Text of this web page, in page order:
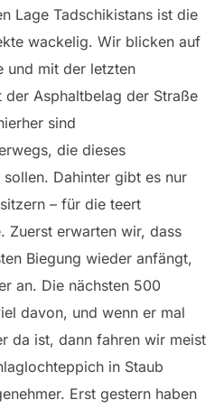
Lage Tadschikistans ist die
wackelig. Wir blicken auf
und mit der letzten
der Asphaltbelag der Straße
sind
die dieses
Dahinter gibt es nur
– für die teert
Zuerst erwarten wir, dass
Biegung wieder anfängt,
an. Die nächsten 500
davon, und wenn er mal
da ist, dann fahren wir meist
in Staub
Erst gestern haben